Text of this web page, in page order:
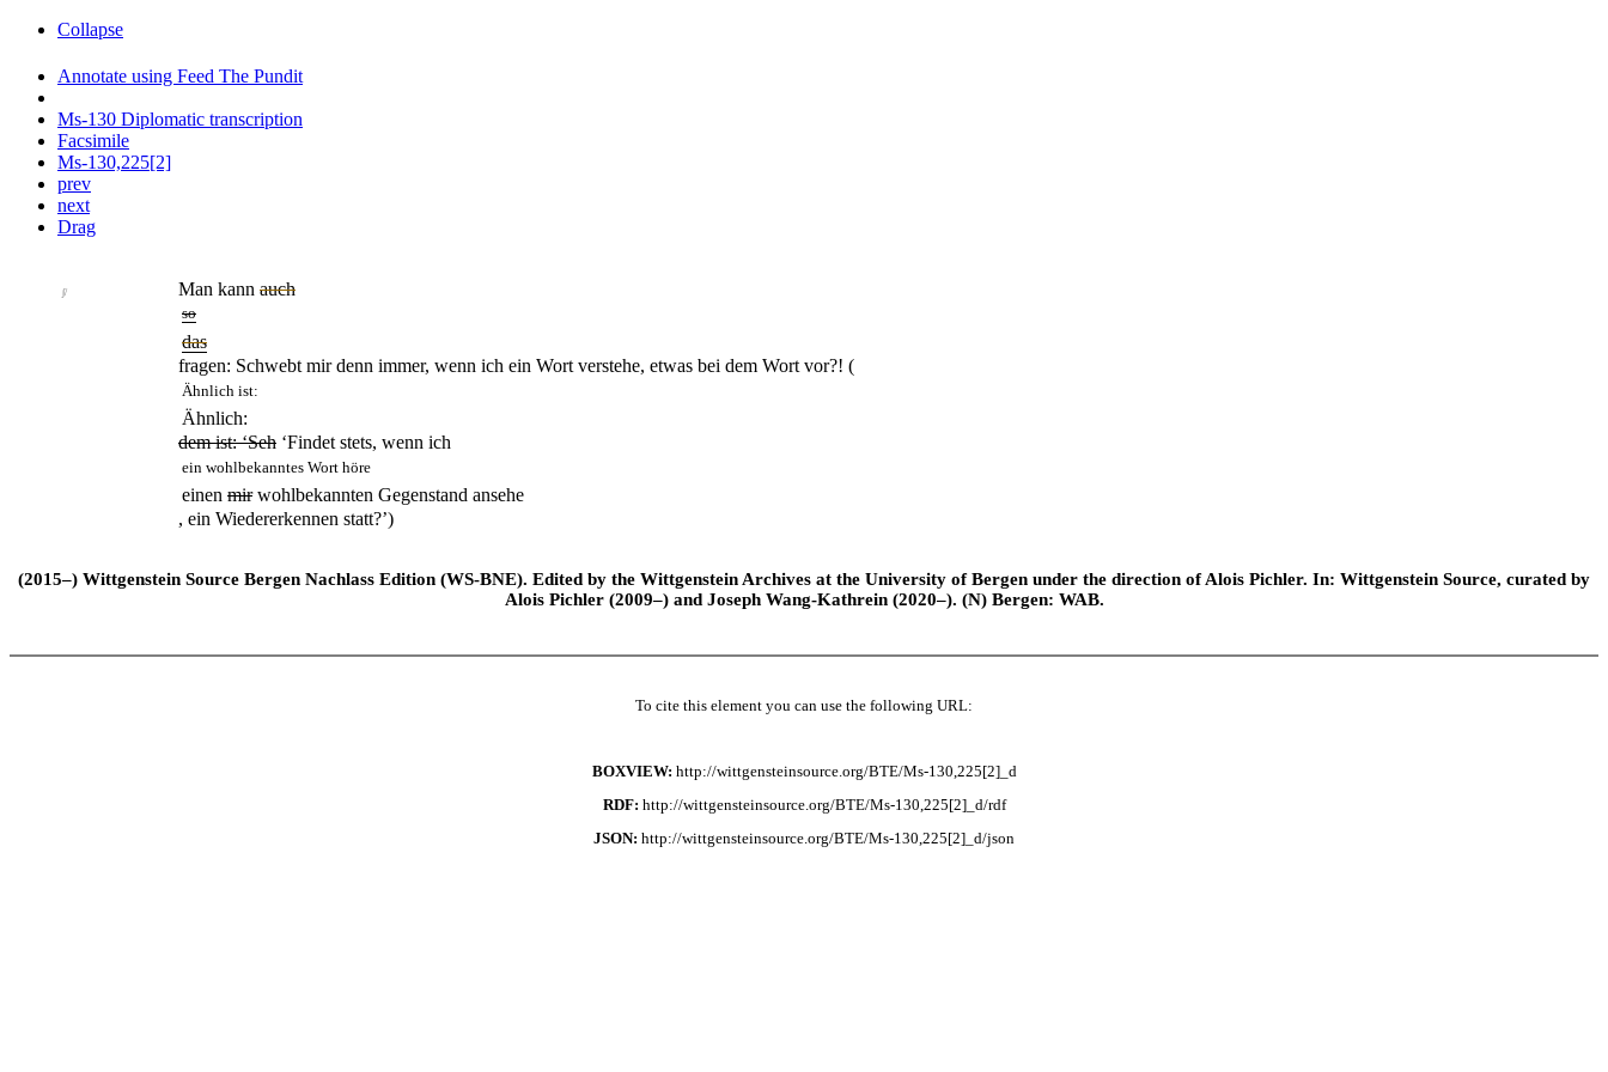
Collapse
Annotate using Feed The Pundit
Ms-130 Diplomatic transcription
Facsimile
Ms-130,225[2]
prev
next
Drag
∫/ Man kann auch
so
das
fragen: Schwebt mir denn immer, wenn ich ein Wort verstehe, etwas bei dem Wort vor?! (
Ähnlich ist:
Ähnlich:
dem ist: ‘Seh ‘Findet stets, wenn ich
ein wohlbekanntes Wort höre
einen mirwohlbekannten Gegenstand ansehe
, ein Wiedererkennen statt?’)
(2015–) Wittgenstein Source Bergen Nachlass Edition (WS-BNE). Edited by the Wittgenstein Archives at the University of Bergen under the direction of Alois Pichler. In: Wittgenstein Source, curated by
Alois Pichler (2009–) and Joseph Wang-Kathrein (2020–). (N) Bergen: WAB.
To cite this element you can use the following URL:
BOXVIEW: http://wittgensteinsource.org/BTE/Ms-130,225[2]_d
RDF: http://wittgensteinsource.org/BTE/Ms-130,225[2]_d/rdf
JSON: http://wittgensteinsource.org/BTE/Ms-130,225[2]_d/json